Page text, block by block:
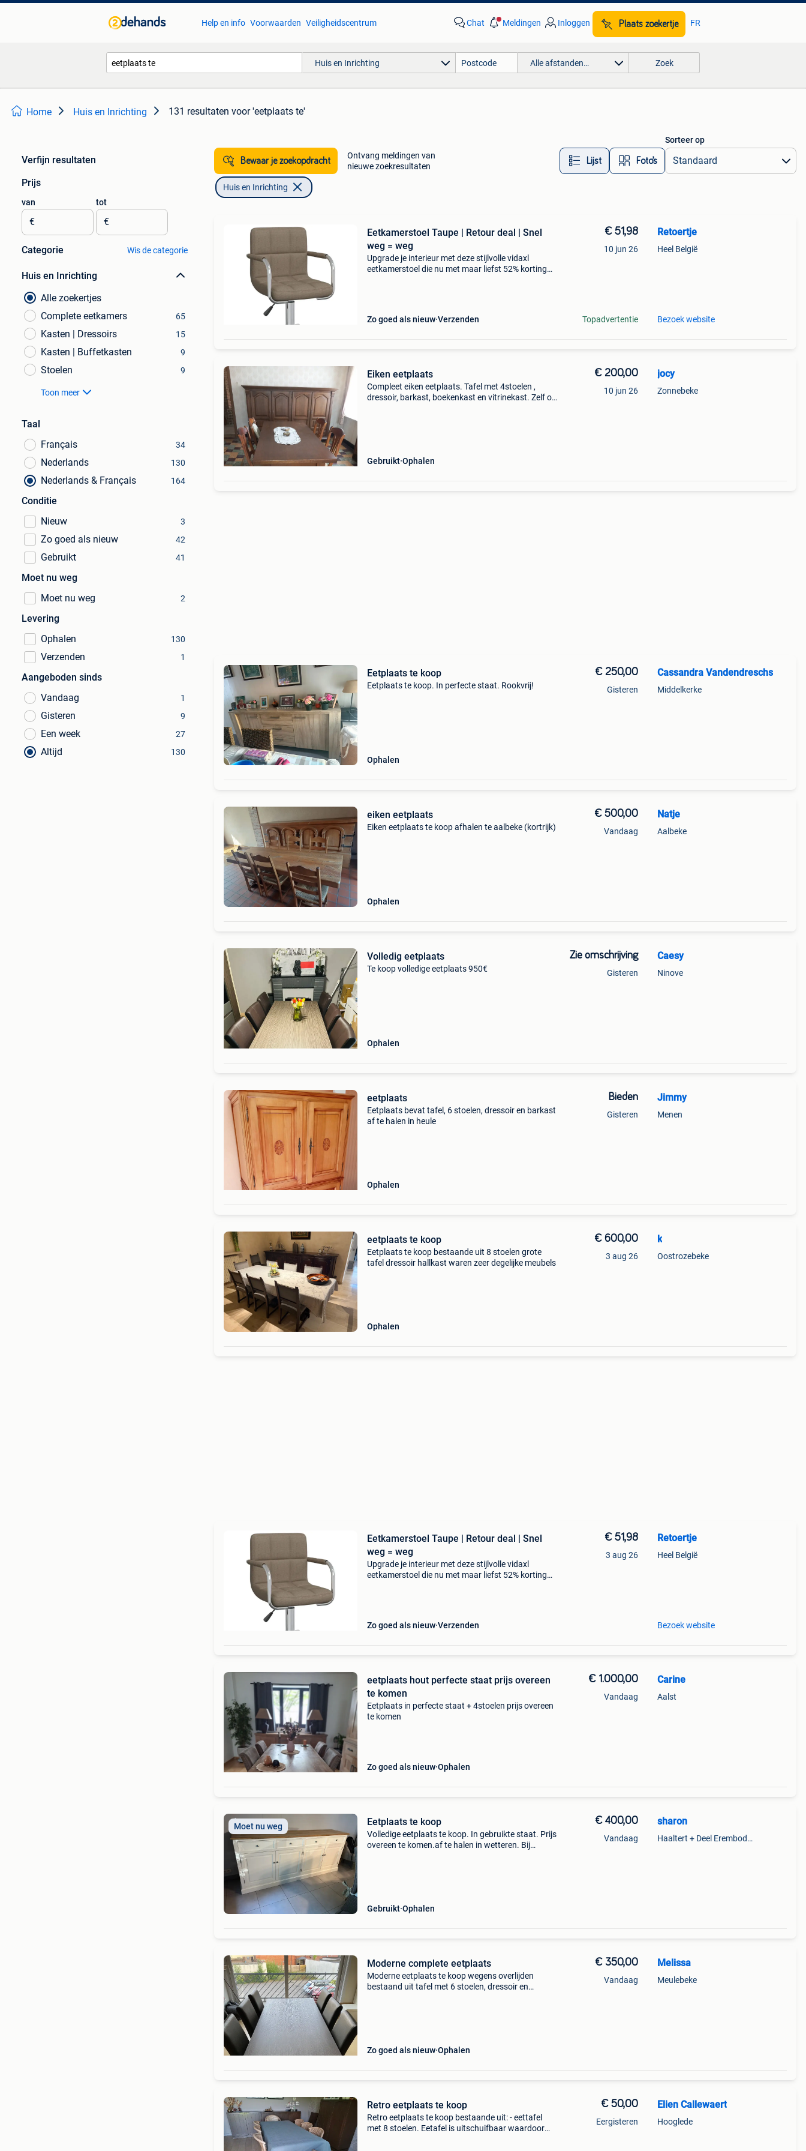
Help en info Voorwaarden Veiligheidscentrum Chat Meldingen Inloggen Plaats zoekertje FR
Huis en Inrichting Alle afstanden… Zoek
Home Huis en Inrichting 131 resultaten voor 'eetplaats te'
Verfijn resultaten
Prijs
van
€
tot
€
Categorie Wis de categorie
Huis en Inrichting
Alle zoekertjes
Complete eetkamers
65
Kasten | Dressoirs 15
Kasten | Buffetkasten 9
Stoelen 9
Toon meer
Taal
Français
34
Nederlands 130
Nederlands & Français 164
Conditie
Nieuw
3
Zo goed als nieuw 42
Gebruikt 41
Moet nu weg
Moet nu weg
2
Levering
Ophalen
130
Verzenden 1
Aangeboden sinds
Vandaag
1
Gisteren 9
Een week 27
Altijd 130
Bewaar je zoekopdracht
Ontvang meldingen van
nieuwe zoekresultaten
Lijst Foto’s
Sorteer op
Huis en Inrichting
Eetkamerstoel Taupe | Retour deal | Snel
weg = weg
Upgrade je interieur met deze stijlvolle vidaxl
eetkamerstoel die nu met maar liefst 52% korting
Zo goed als nieuw Verzenden
€ 51,98
10 jun 26
Topadvertentie
Retoertje
Heel België
Bezoek website
Eiken eetplaats
Compleet eiken eetplaats. Tafel met 4stoelen ,
dressoir, barkast, boekenkast en vitrinekast. Zelf op
Gebruikt Ophalen
€ 200,00
10 jun 26
jocy
Zonnebeke
Eetplaats te koop
Eetplaats te koop. In perfecte staat. Rookvrij!
Ophalen
€ 250,00
Gisteren
Cassandra Vandendreschs
Middelkerke
eiken eetplaats
Eiken eetplaats te koop afhalen te aalbeke (kortrijk)
Ophalen
€ 500,00
Vandaag
Natje
Aalbeke
Volledig eetplaats
Te koop volledige eetplaats 950€
Ophalen
Zie omschrijving
Gisteren
Caesy
Ninove
eetplaats
Eetplaats bevat tafel, 6 stoelen, dressoir en barkast
af te halen in heule
Ophalen
Bieden
Gisteren
Jimmy
Menen
eetplaats te koop
Eetplaats te koop bestaande uit 8 stoelen grote
tafel dressoir hallkast waren zeer degelijke meubels
Ophalen
€ 600,00
3 aug 26
k
Oostrozebeke
Eetkamerstoel Taupe | Retour deal | Snel
weg = weg
Upgrade je interieur met deze stijlvolle vidaxl
eetkamerstoel die nu met maar liefst 52% korting
Zo goed als nieuw Verzenden
€ 51,98
3 aug 26
Retoertje
Heel België
Bezoek website
eetplaats hout perfecte staat prijs overeen
te komen
Eetplaats in perfecte staat + 4stoelen prijs overeen
te komen
Zo goed als nieuw Ophalen
€ 1.000,00
Vandaag
Carine
Aalst
Moet nu weg Eetplaats te koop
Volledige eetplaats te koop. In gebruikte staat. Prijs
overeen te komen.af te halen in wetteren. Bij
Gebruikt Ophalen
€ 400,00
Vandaag
sharon
Haaltert + Deel Erembodegem
Moderne complete eetplaats
Moderne eetplaats te koop wegens overlijden
bestaand uit tafel met 6 stoelen, dressoir en
Zo goed als nieuw Ophalen
€ 350,00
Vandaag
Melissa
Meulebeke
Retro eetplaats te koop
Retro eetplaats te koop bestaande uit: - eettafel
met 8 stoelen. Eetafel is uitschuifbaar waardoor
€ 50,00
Eergisteren
Elien Callewaert
Hooglede